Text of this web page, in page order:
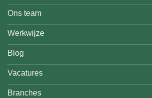
Ons team
Werkwijze
Blog
Vacatures
Branches